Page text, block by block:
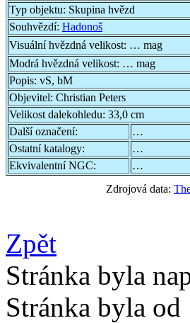
Typ objektu: Skupina hvězd
Souhvězdí: Hadonoš
Visuální hvězdná velikost: … mag
Modrá hvězdná velikost: … mag
Popis: vS, bM
Objevitel: Christian Peters
Velikost dalekohledu: 33,0 cm
Další označení:
…
Ostatní katalogy:
…
Ekvivalentní NGC:
…
Zdrojová data:
Zpět
Stránka byla
Stránka byla